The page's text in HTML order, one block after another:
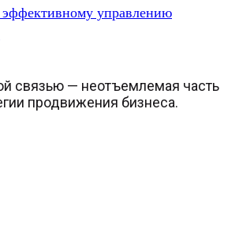
управлению
связью — неотъемлемая часть
продвижения бизнеса.